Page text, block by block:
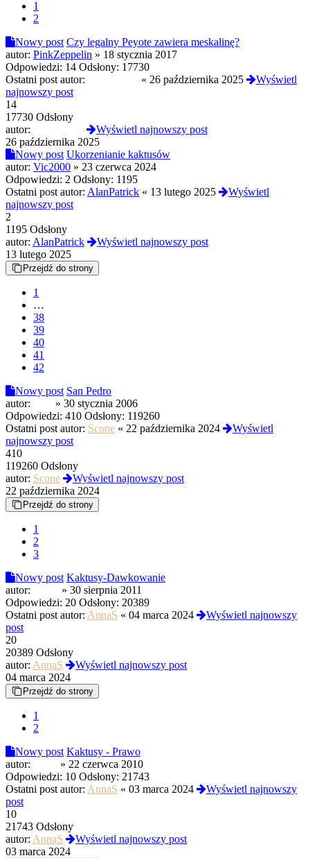
1
2
Nowy post Czy legalny Peyote zawiera meskalinę?
autor: PinkZeppelin » 18 stycznia 2017
Odpowiedzi: 14 Odsłony: 17730
Ostatni post autor:
« 26 października 2025
Wyświetl
najnowszy post
14
17730 Odsłony
autor:
Wyświetl najnowszy post
26 października 2025
Nowy post Ukorzenianie kaktusów
autor: Vic2000 » 23 czerwca 2024
Odpowiedzi: 2 Odsłony: 1195
Ostatni post autor: AlanPatrick « 13 lutego 2025
Wyświetl
najnowszy post
2
1195 Odsłony
autor: AlanPatrick
Wyświetl najnowszy post
13 lutego 2025
Przejdź do strony
1
…
38
39
40
41
42
Nowy post San Pedro
autor:
» 30 stycznia 2006
Odpowiedzi: 410 Odsłony: 119260
Ostatni post autor: Scone « 22 października 2024
Wyświetl
najnowszy post
410
119260 Odsłony
autor: Scone
Wyświetl najnowszy post
22 października 2024
Przejdź do strony
1
2
3
Nowy post Kaktusy-Dawkowanie
autor:
» 30 sierpnia 2011
Odpowiedzi: 20 Odsłony: 20389
Ostatni post autor: AnnaS « 04 marca 2024
Wyświetl najnowszy
post
20
20389 Odsłony
autor: AnnaS
Wyświetl najnowszy post
04 marca 2024
Przejdź do strony
1
2
Nowy post Kaktusy - Prawo
autor:
» 22 czerwca 2010
Odpowiedzi: 10 Odsłony: 21743
Ostatni post autor: AnnaS « 03 marca 2024
Wyświetl najnowszy
post
10
21743 Odsłony
autor: AnnaS
Wyświetl najnowszy post
03 marca 2024